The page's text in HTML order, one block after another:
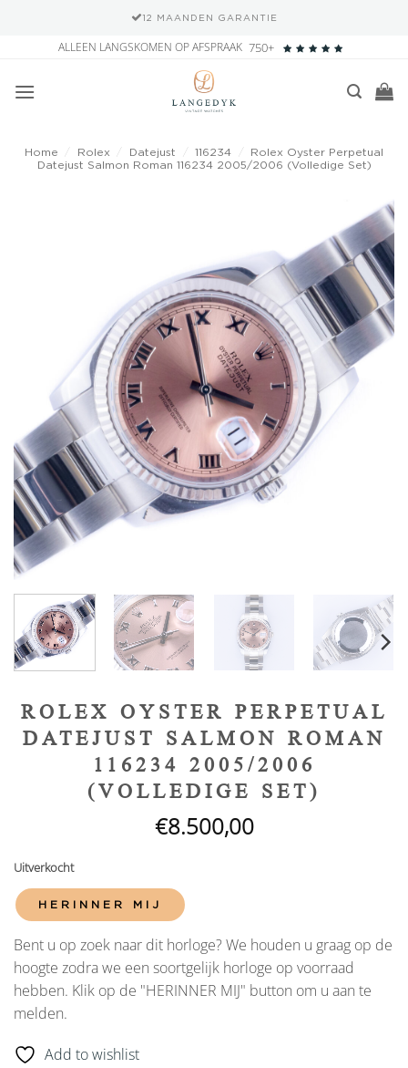
12 MAANDEN GARANTIE
inhoud
ALLEEN LANGSKOMEN OP AFSPRAAK 750+
Home Rolex Datejust 116234
Rolex Oyster Perpetual
Datejust Salmon Roman 116234 2005/2006 (Volledige Set)
Add to
wishlist
ROLEX OYSTER PERPETUAL
DATEJUST SALMON ROMAN
116234 2005/2006
(VOLLEDIGE SET)
€8.500,00
Uitverkocht
HERINNER MIJ
Bent u op zoek naar dit horloge? We houden u graag op de
hoogte zodra we een soortgelijk horloge op voorraad
hebben. Klik op de "HERINNER MIJ" button om u aan te
melden.
Add to wishlist